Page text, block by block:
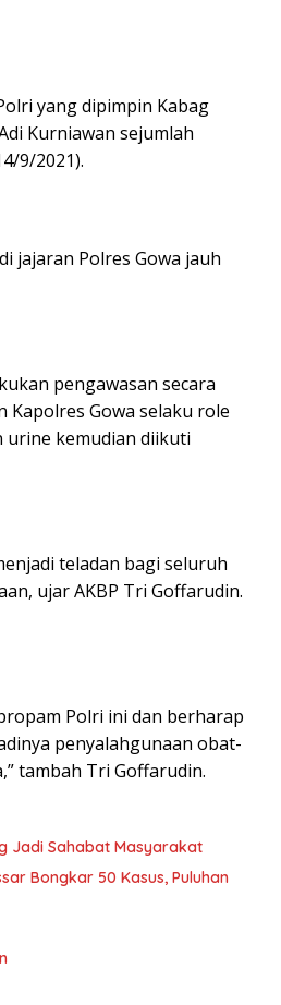
yang dipimpin Kabag
Kurniawan sejumlah
9/2021).
jajaran Polres Gowa jauh
pengawasan secara
Gowa selaku role
urine kemudian diikuti
teladan bagi seluruh
ujar AKBP Tri Goffarudin.
Polri ini dan berharap
penyalahgunaan obat-
tambah Tri Goffarudin.
Jadi Sahabat Masyarakat
Bongkar 50 Kasus, Puluhan